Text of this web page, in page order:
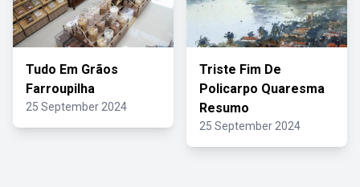
Tudo Em Grãos
Farroupilha
25 September 2024
Triste Fim De
Policarpo Quaresma
Resumo
25 September 2024